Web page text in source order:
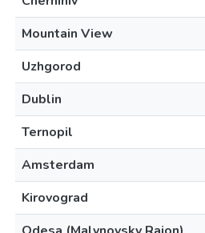
Mountain View
Uzhgorod
Dublin
Ternopil
Amsterdam
Kirovograd